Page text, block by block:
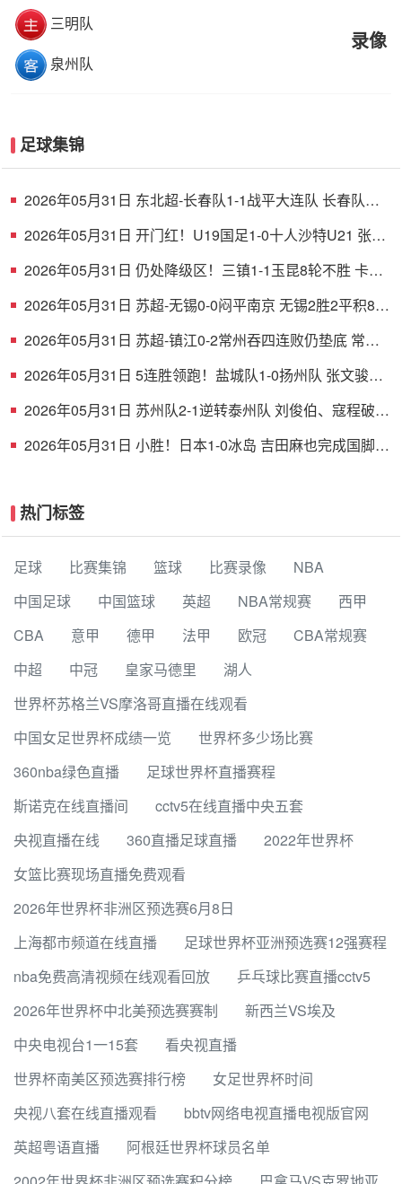
三明队
泉州队
录像
足球集锦
2026年05月31日 东北超-长春队1-1战平大连队 长春队点
2026年05月31日 开门红！U19国足1-0十人沙特U21 张家
2026年05月31日 仍处降级区！三镇1-1玉昆8轮不胜 卡迪
2026年05月31日 苏超-无锡0-0闷平南京 无锡2胜2平积8分
2026年05月31日 苏超-镇江0-2常州吞四连败仍垫底 常州
2026年05月31日 5连胜领跑！盐城队1-0扬州队 张文骏点
2026年05月31日 苏州队2-1逆转泰州队 刘俊伯、寇程破门
2026年05月31日 小胜！日本1-0冰岛 吉田麻也完成国脚谢
热门标签
足球 比赛集锦 篮球 比赛录像
NBA
中国足球
中国篮球 英超 NBA常规赛
西甲
CBA
意甲 德甲 法甲 欧冠
CBA常规赛
中超
中冠 皇家马德里
湖人
世界杯苏格兰VS摩洛哥直播在线观看
中国女足世界杯成绩一览
世界杯多少场比赛
360nba绿色直播
足球世界杯直播赛程
斯诺克在线直播间
cctv5在线直播中央五套
央视直播在线
360直播足球直播
2022年世界杯
女篮比赛现场直播免费观看
2026年世界杯非洲区预选赛6月8日
上海都市频道在线直播
足球世界杯亚洲预选赛12强赛程
nba免费高清视频在线观看回放
乒乓球比赛直播cctv5
2026年世界杯中北美预选赛赛制
新西兰VS埃及
中央电视台1一15套
看央视直播
世界杯南美区预选赛排行榜
女足世界杯时间
央视八套在线直播观看
bbtv网络电视直播电视版官网
英超粤语直播
阿根廷世界杯球员名单